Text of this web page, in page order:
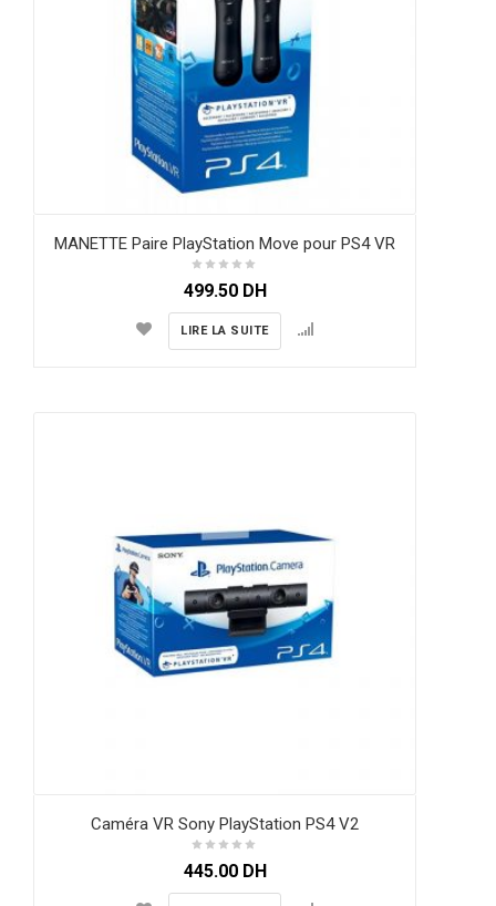
MANETTE Paire PlayStation Move pour PS4 VR
499.50 DH
LIRE LA SUITE
Caméra VR Sony PlayStation PS4 V2
445.00 DH